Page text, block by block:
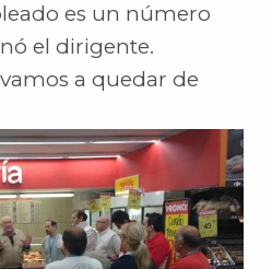
es un número
el dirigente.
a quedar de